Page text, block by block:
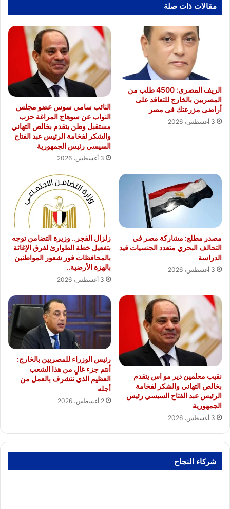
مقالات ذات صلة
الريف المصرى: 4500 طلب من
المصريين بالخارج للتعاقد على
أراضى مزرعتك فى مصر
3 أغسطس، 2026
النائب سامي سوس عضو مجلس
النواب عن سوهاج المراغة حزب
مستقبل وطن يتقدم بخالص التهاني
والشكر لفخامة الرئيس عبد الفتاح
السيسي رئيس الجمهورية
3 أغسطس، 2026
مصدر مطلع: مشاركة مصر في
التحالف البحري متعدد الجنسيات قيد
الدراسة
3 أغسطس، 2026
زلزال الفجر.. وزيرة التضامن توجه
بتفعيل خطة الطوارئ لفرق الإغاثة
بالمحافظات فور شعور المواطنين
بالهزة الأرضية..
3 أغسطس، 2026
نقيب معلمين دير مو اس يتقدم
بخالص التهاني والشكر لفخامة
الرئيس عبد الفتاح السيسي رئيس
الجمهورية
3 أغسطس، 2026
رئيس الوزراء للمصريين بالخارج:
أنتم جزء غالٍ من هذا الشعب
العظيم الذي نتشرف بالعمل من
أجله
2 أغسطس، 2026
شركاء النجاح